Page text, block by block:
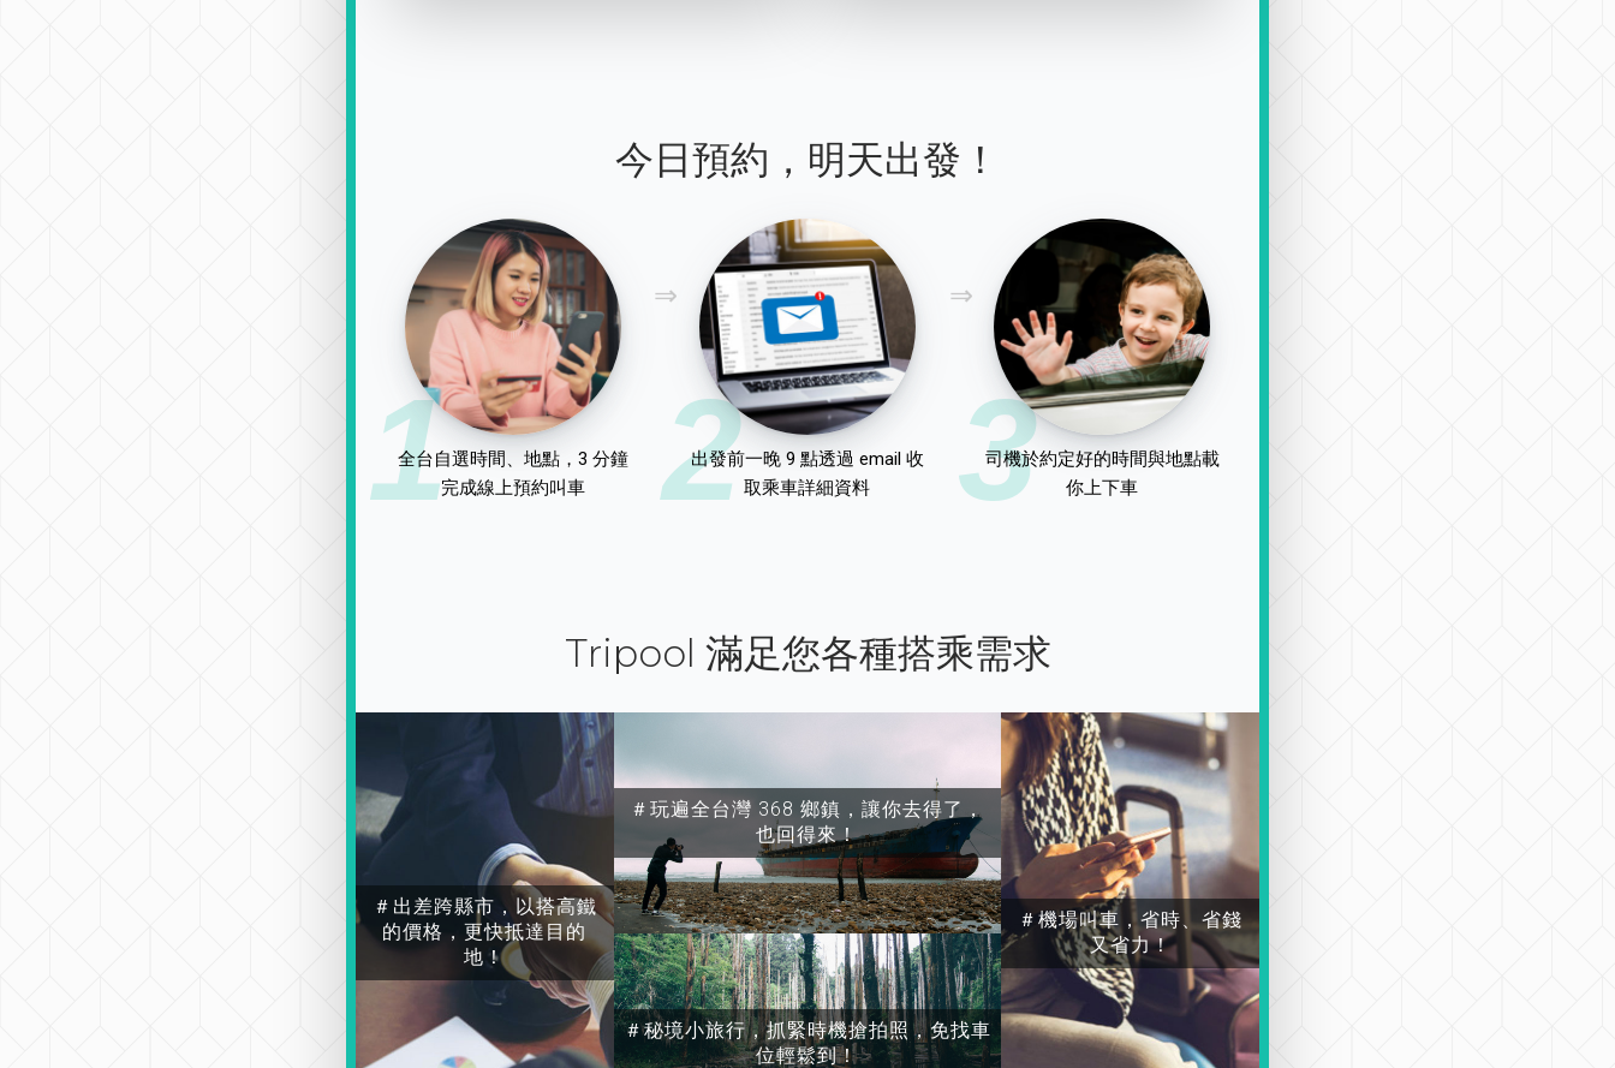
今日預約，明天出發！
1
全台自選時間、地點，3 分鐘
完成線上預約叫車
2
出發前一晚 9 點透過 email 收
取乘車詳細資料
3
司機於約定好的時間與地點載
你上下車
Tripool 滿足您各種搭乘需求
＃出差跨縣市，以搭高鐵
的價格，更快抵達目的
地！
＃玩遍全台灣 368 鄉鎮，讓你去得了，
也回得來！
＃秘境小旅行，抓緊時機搶拍照，免找車
位輕鬆到！
＃機場叫車，省時、省錢
又省力！